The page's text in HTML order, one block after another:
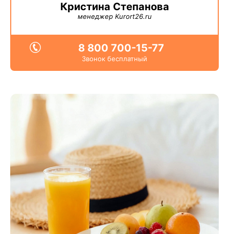
Кристина Степанова
менеджер Kurort26.ru
8 800 700-15-77
Звонок бесплатный